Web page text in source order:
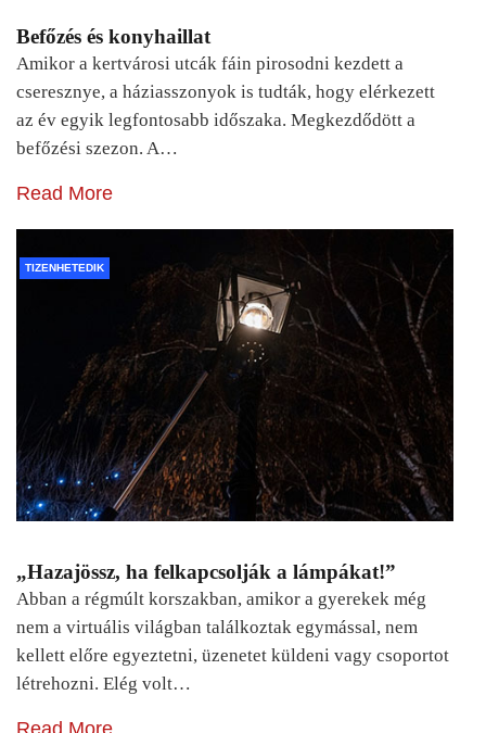
Befőzés és konyhaillat
Amikor a kertvárosi utcák fáin pirosodni kezdett a
cseresznye, a háziasszonyok is tudták, hogy elérkezett
az év egyik legfontosabb időszaka. Megkezdődött a
befőzési szezon. A…
Read More
TIZENHETEDIK
„Hazajössz, ha felkapcsolják a lámpákat!”
Abban a régmúlt korszakban, amikor a gyerekek még
nem a virtuális világban találkoztak egymással, nem
kellett előre egyeztetni, üzenetet küldeni vagy csoportot
létrehozni. Elég volt…
Read More